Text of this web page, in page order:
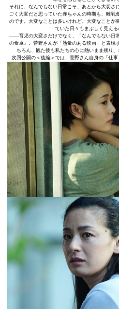
それに、なんでもない日常こそ、あとから大切さ
ごく大変だと思っていた赤ちゃんの時期も、離乳
のです。大変なことは多いけれど、大変なことが
ていた日々もまぶしく見える
――育児の大変さだけでなく、「なんでもない日
の食卓』。菅野さんが「熱量のある映画」と表現
ちろん、観た後も私たちの心に熱いまま残り
次回公開の＜後編＞では、菅野さん自身の「仕